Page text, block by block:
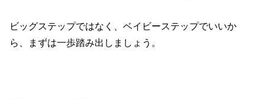
ビッグステップではなく、ベイビーステップでいいか
ら、まずは一歩踏み出しましょう。